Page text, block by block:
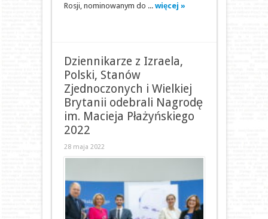
Rosji, nominowanym do ... więcej »
Dziennikarze z Izraela,
Polski, Stanów
Zjednoczonych i Wielkiej
Brytanii odebrali Nagrodę
im. Macieja Płażyńskiego
2022
28 maja 2022